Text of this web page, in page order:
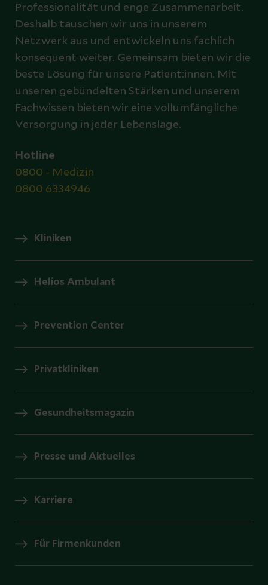
Professionalität und enge Zusammenarbeit.
Deshalb tauschen wir uns in unserem
Netzwerk aus und entwickeln uns fachlich
konsequent weiter. Gemeinsam bieten wir die
beste Lösung für unsere Patient:innen. Mit
unseren gebündelten Stärken und unserem
Fachwissen bieten wir eine vollumfängliche
Versorgung in jeder Lebenslage.
Hotline
0800 - Medizin
0800 6334946
Kliniken
Helios Ambulant
Prevention Center
Privatkliniken
Gesundheitsmagazin
Presse und Aktuelles
Karriere
Für Firmenkunden